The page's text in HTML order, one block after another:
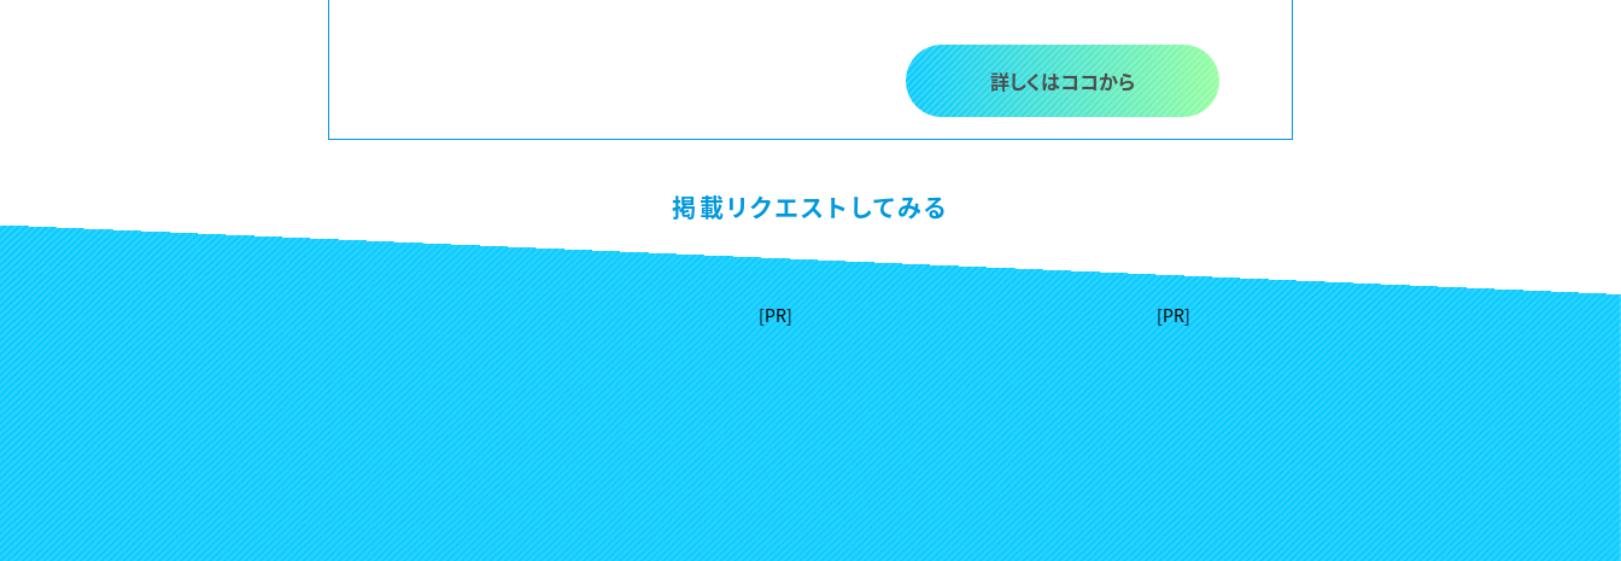
詳しくはココから
掲載リクエストしてみる